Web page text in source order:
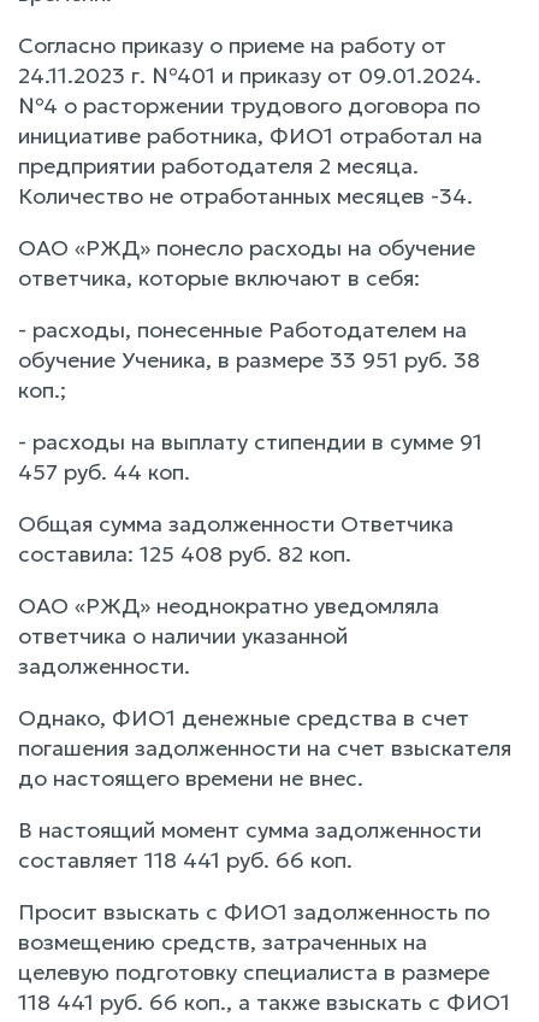
Согласно приказу о приеме на работу от
24.11.2023 г. №401 и приказу от 09.01.2024.
№4 о расторжении трудового договора по
инициативе работника, ФИО1 отработал на
предприятии работодателя 2 месяца.
Количество не отработанных месяцев -34.
ОАО «РЖД» понесло расходы на обучение
ответчика, которые включают в себя:
- расходы, понесенные Работодателем на
обучение Ученика, в размере 33 951 руб. 38
коп.;
- расходы на выплату стипендии в сумме 91
457 руб. 44 коп.
Общая сумма задолженности Ответчика
составила: 125 408 руб. 82 коп.
ОАО «РЖД» неоднократно уведомляла
ответчика о наличии указанной
задолженности.
Однако, ФИО1 денежные средства в счет
погашения задолженности на счет взыскателя
до настоящего времени не внес.
В настоящий момент сумма задолженности
составляет 118 441 руб. 66 коп.
Просит взыскать с ФИО1 задолженность по
возмещению средств, затраченных на
целевую подготовку специалиста в размере
118 441 руб. 66 коп., а также взыскать с ФИО1